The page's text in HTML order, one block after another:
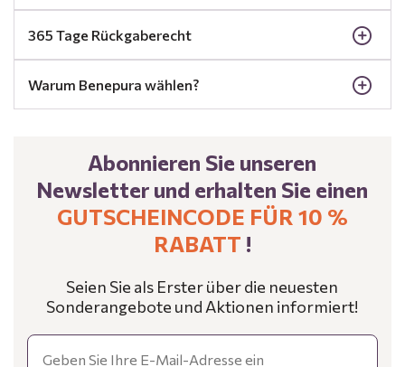
365 Tage Rückgaberecht
Warum Benepura wählen?
Abonnieren Sie unseren
Newsletter und erhalten Sie einen
GUTSCHEINCODE FÜR 10 %
RABATT !
Seien Sie als Erster über die neuesten
Sonderangebote und Aktionen informiert!
Email